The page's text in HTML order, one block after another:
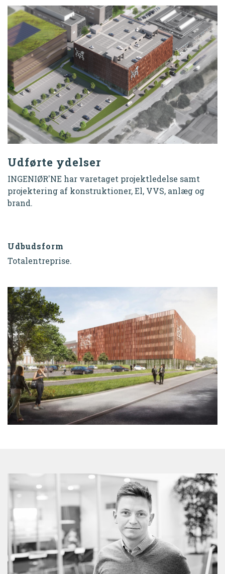
Udførte ydelser
INGENIØR'NE har varetaget projektledelse samt
projektering af konstruktioner, El, VVS, anlæg og
brand.
Udbudsform
Totalentreprise.